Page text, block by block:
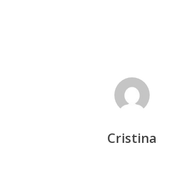
Cristina